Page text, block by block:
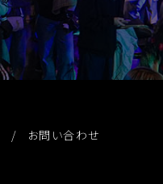
お問い合わせ